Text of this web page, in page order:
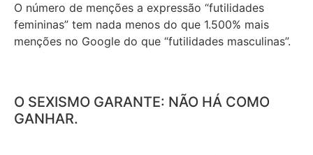
O número de menções a expressão “futilidades
femininas” tem nada menos do que 1.500% mais
menções no Google do que “futilidades masculinas”.
O SEXISMO GARANTE: NÃO HÁ COMO
GANHAR.